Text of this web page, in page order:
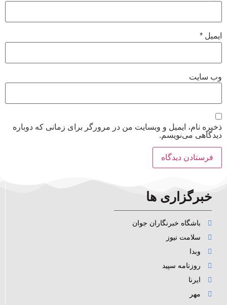
ایمیل *
وب‌ سایت
ذخیره نام، ایمیل و وبسایت من در مرورگر برای زمانی که دوباره
دیدگاهی می‌نویسم.
خبرگزاری ها
باشگاه خبرنگاران جوان
سلامت نیوز
وبدا
روزنامه سپید
ایرنا
مهر